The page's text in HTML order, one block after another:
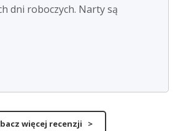
dni roboczych. Narty są
więcej recenzji >